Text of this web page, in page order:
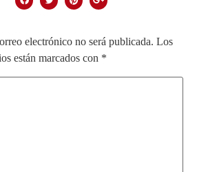
electrónico no será publicada. Los
están marcados con *